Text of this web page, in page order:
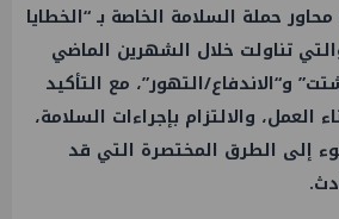
حملة السلامة الخاصة بـ “الخطايا
تناولت خلال الشهرين الماضي
و“الاندفاع/التهور”، مع التأكيد
العمل، والالتزام بإجراءات السلامة،
إلى الطرق المختصرة التي قد